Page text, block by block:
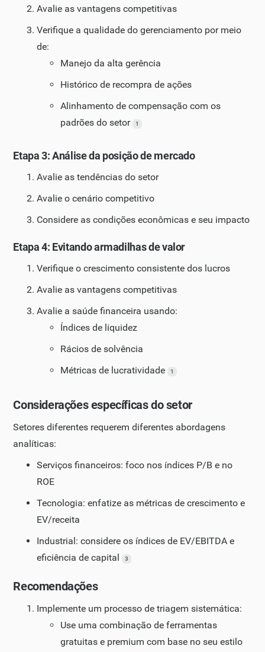
Avalie as vantagens competitivas
Verifique a qualidade do gerenciamento por meio
de:
Manejo da alta gerência
Histórico de recompra de ações
Alinhamento de compensação com os
padrões do setor
1
Etapa 3: Análise da posição de mercado
Avalie as tendências do setor
Avalie o cenário competitivo
Considere as condições econômicas e seu impacto
Etapa 4: Evitando armadilhas de valor
Verifique o crescimento consistente dos lucros
Avalie as vantagens competitivas
Avalie a saúde financeira usando:
Índices de liquidez
Rácios de solvência
Métricas de lucratividade
1
Considerações específicas do setor
Setores diferentes requerem diferentes abordagens
analíticas:
Serviços financeiros: foco nos índices P/B e no
ROE
Tecnologia: enfatize as métricas de crescimento e
EV/receita
Industrial: considere os índices de EV/EBITDA e
eficiência de capital
3
Recomendações
Implemente um processo de triagem sistemática:
Use uma combinação de ferramentas
gratuitas e premium com base no seu estilo